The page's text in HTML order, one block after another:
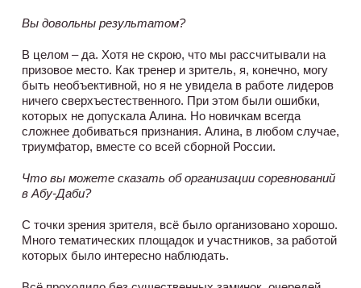
Вы довольны результатом?
В целом – да. Хотя не скрою, что мы рассчитывали на
призовое место. Как тренер и зритель, я, конечно, могу
быть необъективной, но я не увидела в работе лидеров
ничего сверхъестественного. При этом были ошибки,
которых не допускала Алина. Но новичкам всегда
сложнее добиваться признания. Алина, в любом случае,
триумфатор, вместе со всей сборной России.
Что вы можете сказать об организации соревнований
в Абу-Даби?
С точки зрения зрителя, всё было организовано хорошо.
Много тематических площадок и участников, за работой
которых было интересно наблюдать.